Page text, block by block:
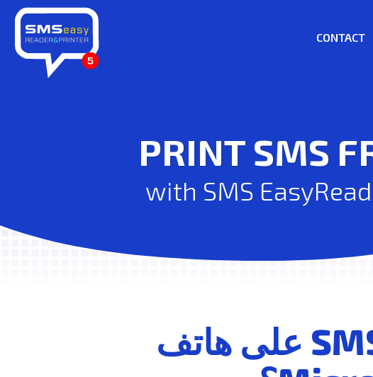
CONTACT
PRINT SMS
with SMS
كيفية طباعة رسائل SMS على هاتف